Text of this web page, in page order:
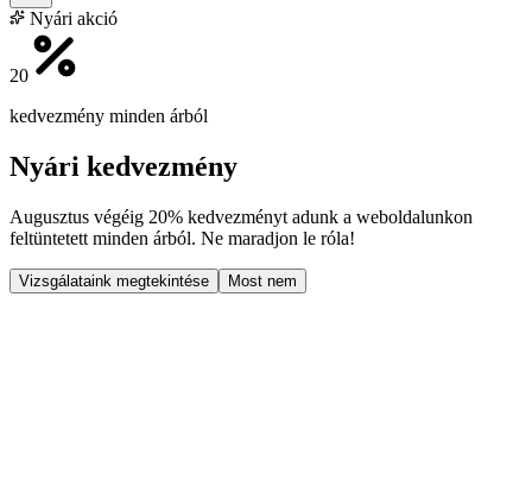
Nyári akció
20
kedvezmény minden árból
Nyári kedvezmény
Augusztus végéig 20% kedvezményt adunk a weboldalunkon
feltüntetett minden árból. Ne maradjon le róla!
Vizsgálataink megtekintése Most nem